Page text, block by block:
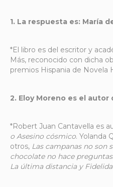
1. La respuesta es: María
*El libro es del escritor y
Más, reconocido con dicha
premios Hispania de Novela
2. Eloy Moreno es el autor
*Robert Juan Cantavella es
o Asesino cósmico. Yolanda
otros, Las campanas no son
chocolate no hace preguntas
La última distancia y